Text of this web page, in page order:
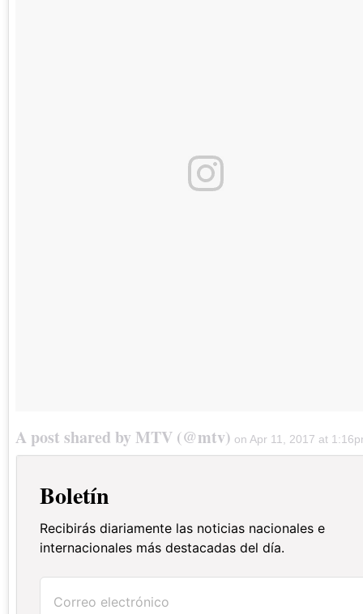
A post shared by MTV (@mtv) on Apr 11, 2017 at
Boletín
Recibirás diariamente las noticias nacionales e
internacionales más destacadas del día.